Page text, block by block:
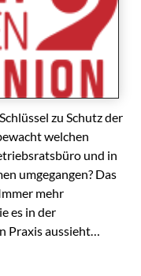
zu Schutz der
welchen
und in
umgegangen? Das
mehr
es in der
Praxis aussieht…